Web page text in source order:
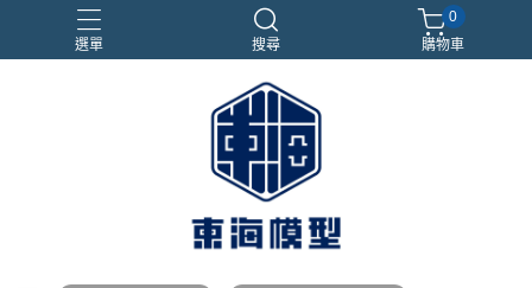
選單 搜尋
合金車
閃電霹靂車
電子雞/塔麻可吉/塔麻歌子
0
購物車